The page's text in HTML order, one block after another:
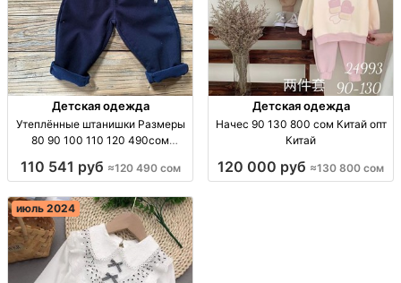
Детская одежда
Утеплённые штанишки Размеры
80 90 100 110 120 490сом
110 541 руб ≈120 490 сом
Детская одежда
Начес 90 130 800 сом Китай опт
Китай
120 000 руб ≈130 800 сом
июль 2024